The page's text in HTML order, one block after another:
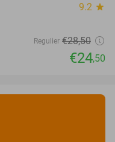
9.2 star
Regulier €28,50
€24,50